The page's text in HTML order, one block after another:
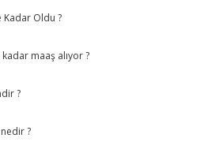
Kadar Oldu ?
kadar maaş alıyor ?
?
?